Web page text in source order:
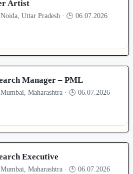
Artist
Uttar Pradesh · 🕒 06.07.2026
Manager – PML
Maharashtra · 🕒 06.07.2026
Executive
Maharashtra · 🕒 06.07.2026